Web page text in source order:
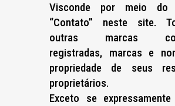
Visconde por meio
“Contato” neste site.
outras marcas
registradas, marcas e
propriedade de seus
proprietários.
Exceto se